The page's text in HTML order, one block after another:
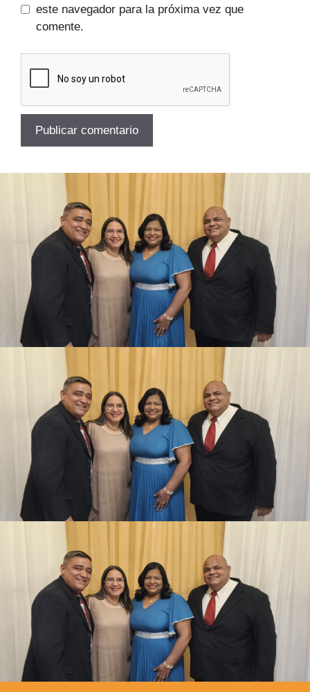
este navegador para la próxima vez que
comente.